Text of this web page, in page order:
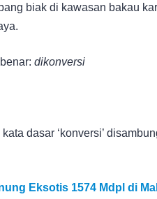
biak di kawasan bakau
dikonversi
kata dasar ‘konversi’
Eksotis 1574 Mdpl di